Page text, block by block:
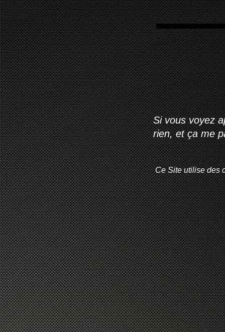
Si vous voyez
rien, et ça me
Ce Site utilise des